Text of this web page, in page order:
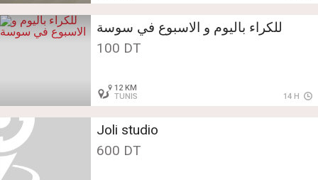
للكراء باليوم و الاسبوع في سوسة
100 DT
12 KM
TUNIS
14 H
Joli studio
600 DT